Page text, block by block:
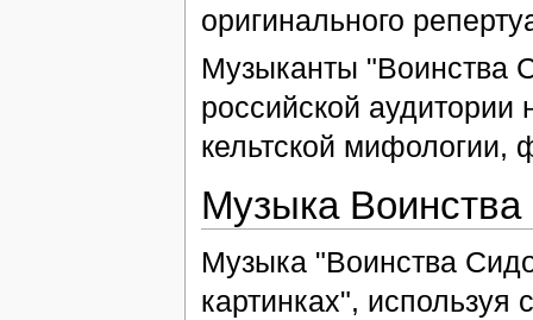
оригинального
Музыканты "Воинства
российской
кельтской мифологии,
Музыка
Музыка "Воинства
картинках", используя